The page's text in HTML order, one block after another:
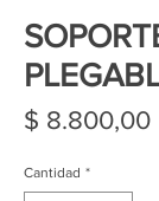
$ 8.800,00
Cantidad *